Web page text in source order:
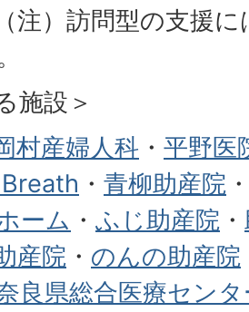
型の支援には
施設＞
村産婦人科 ・ 平野医
・ 青柳助産院
ーム ・ ふじ助産院 ・
産院 ・ のんの助産院
良県総合医療セン